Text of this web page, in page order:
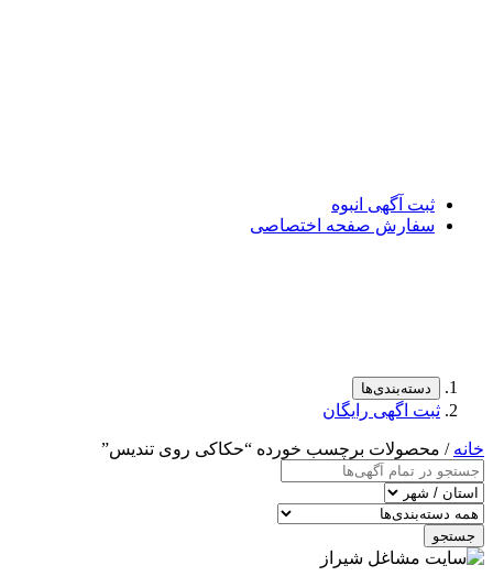
ثبت آگهی انبوه
سفارش صفحه اختصاصی
دسته‌بندی‌ها
ثبت اگهی رایگان
خانه / محصولات برچسب خورده “حکاکی روی تندیس”
جستجو